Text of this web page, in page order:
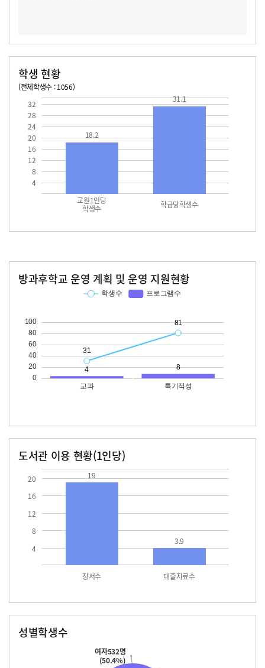
학생 현황
(전체학생수 : 1056)
4
8
12
16
20
24
28
32
교원1인당
학생수 학급당학생수
18.2
31.1
방과후학교 운영 계획 및 운영 지원현황
도서관 이용 현황(1인당)
4
8
12
16
20
장서수 대출자료수
19
3.9
성별학생수
여자532명
(50.4%)